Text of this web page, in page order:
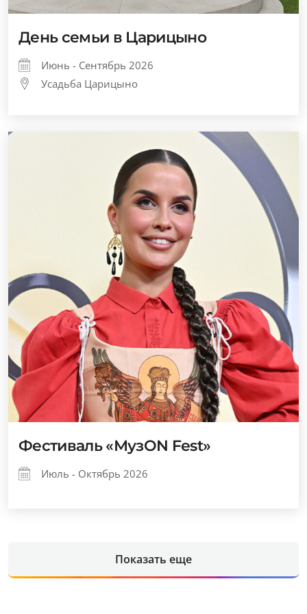
День семьи в Царицыно
Июнь - Сентябрь 2026
Усадьба Царицыно
Фестиваль «МузОN Fest»
Июль - Октябрь 2026
Показать еще